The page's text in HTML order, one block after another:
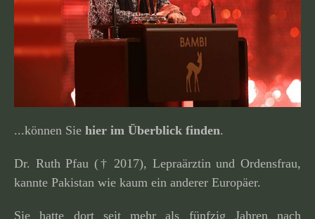
...können Sie hier im Überblick finden.
Dr. Ruth Pfau († 2017), Lepraärztin und Ordensfrau,
kannte Pakistan wie kaum ein anderer Europäer.
Sie hatte dort seit mehr als fünfzig Jahren nach